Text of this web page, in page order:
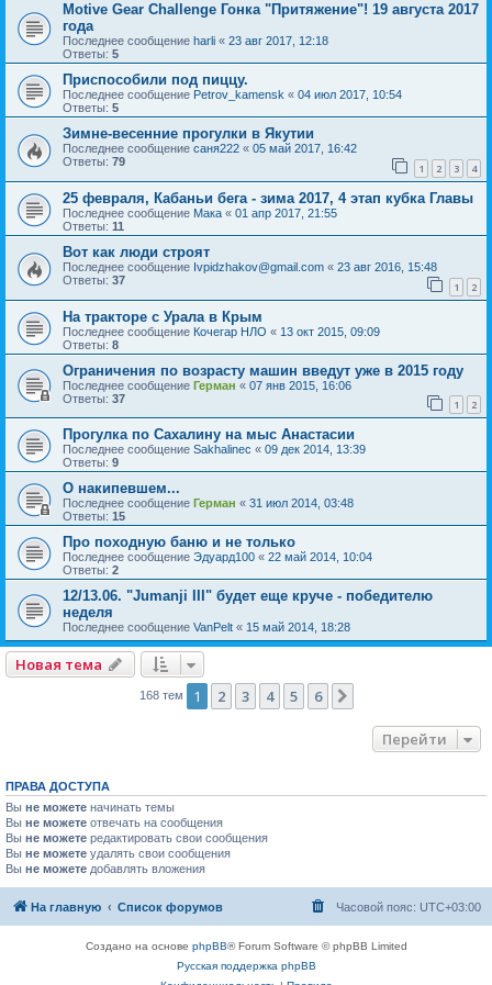
Motive Gear Challenge Гонка "Притяжение"! 19 августа 2017
года
Последнее сообщение harli « 23 авг 2017, 12:18
Ответы: 5
Приспособили под пиццу.
Последнее сообщение Petrov_kamensk « 04 июл 2017, 10:54
Ответы: 5
Зимне-весенние прогулки в Якутии
Последнее сообщение саня222 « 05 май 2017, 16:42
Ответы: 79 1 2 3 4
25 февраля, Кабаньи бега - зима 2017, 4 этап кубка Главы
Последнее сообщение Мака « 01 апр 2017, 21:55
Ответы: 11
Вот как люди строят
Последнее сообщение Ivpidzhakov@gmail.com « 23 авг 2016, 15:48
Ответы: 37 1 2
На тракторе с Урала в Крым
Последнее сообщение Кочегар НЛО « 13 окт 2015, 09:09
Ответы: 8
Ограничения по возрасту машин введут уже в 2015 году
Последнее сообщение Герман « 07 янв 2015, 16:06
Ответы: 37 1 2
Прогулка по Сахалину на мыс Анастасии
Последнее сообщение Sakhalinec « 09 дек 2014, 13:39
Ответы: 9
О накипевшем...
Последнее сообщение Герман « 31 июл 2014, 03:48
Ответы: 15
Про походную баню и не только
Последнее сообщение Эдуард100 « 22 май 2014, 10:04
Ответы: 2
12/13.06. "Jumanji III" будет еще круче - победителю
неделя
Последнее сообщение VanPelt « 15 май 2014, 18:28
Новая тема
168 тем 1 2 3 4 5 6
Перейти
ПРАВА ДОСТУПА
Вы не можете начинать темы
Вы не можете отвечать на сообщения
Вы не можете редактировать свои сообщения
Вы не можете удалять свои сообщения
Вы не можете добавлять вложения
На главную Список форумов Часовой пояс: UTC+03:00
Создано на основе phpBB® Forum Software © phpBB Limited
Русская поддержка phpBB